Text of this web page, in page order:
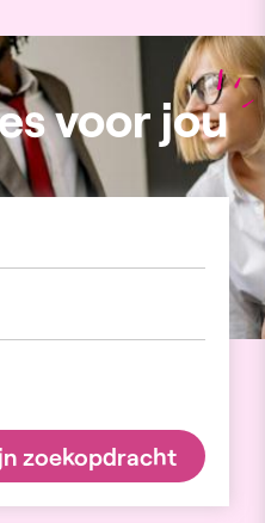
voor jou
zoekopdracht